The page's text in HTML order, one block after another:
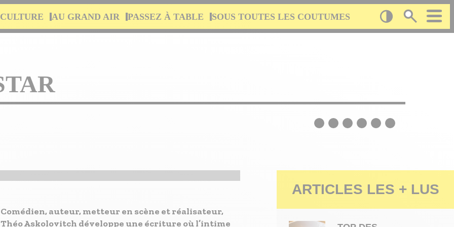
AU GRAND AIR PASSEZ À TABLE SOUS TOUTES LES COUTUMES
Comédien, auteur, metteur en scène et réalisateur,
Théo Askolovitch développe une écriture où l’intime
ARTICLES LES + LUS